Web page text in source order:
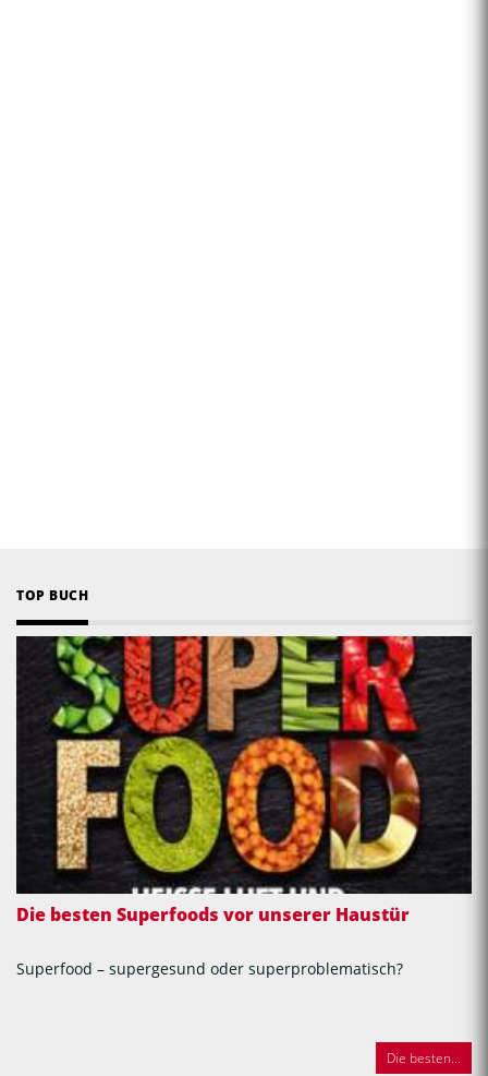
TOP BUCH
Die besten Superfoods vor unserer Haustür
Superfood – supergesund oder superproblematisch?
Die besten...